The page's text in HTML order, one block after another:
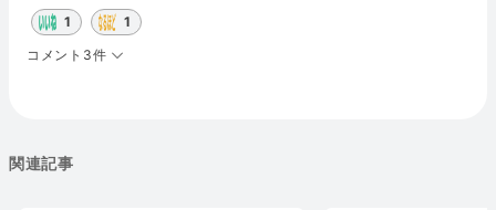
1
1
コメント3件
関連記事